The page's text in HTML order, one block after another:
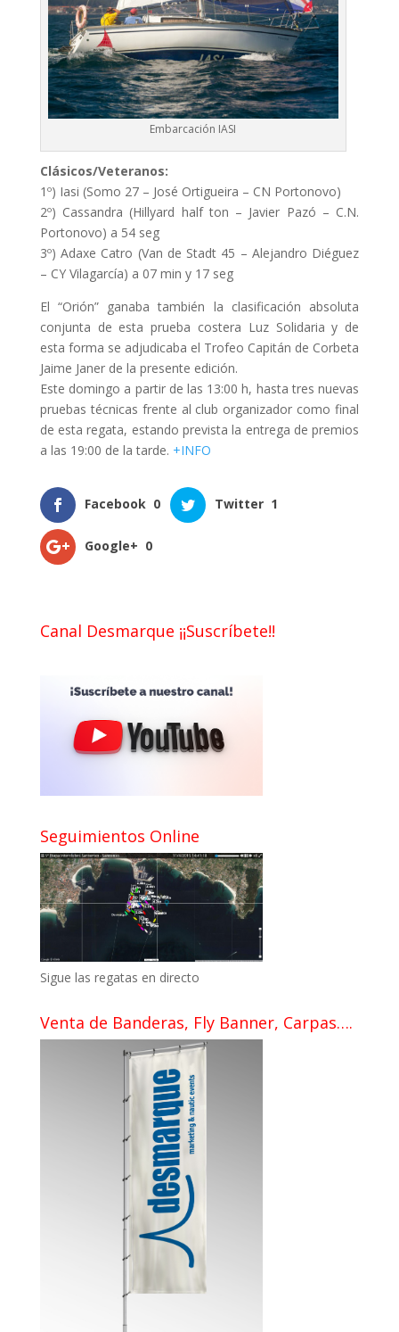
Embarcación IASI
Clásicos/Veteranos:
1º) Iasi (Somo 27 – José Ortigueira – CN Portonovo)
2º) Cassandra (Hillyard half ton – Javier Pazó – C.N.
Portonovo) a 54 seg
3º) Adaxe Catro (Van de Stadt 45 – Alejandro Diéguez
– CY Vilagarcía) a 07 min y 17 seg
El “Orión” ganaba también la clasificación absoluta
conjunta de esta prueba costera Luz Solidaria y de
esta forma se adjudicaba el Trofeo Capitán de Corbeta
Jaime Janer de la presente edición.
Este domingo a partir de las 13:00 h, hasta tres nuevas
pruebas técnicas frente al club organizador como final
de esta regata, estando prevista la entrega de premios
a las 19:00 de la tarde. +INFO
Facebook 0 Twitter 1
Google+ 0
Canal Desmarque ¡¡Suscríbete!!
Seguimientos Online
Sigue las regatas en directo
Venta de Banderas, Fly Banner, Carpas….